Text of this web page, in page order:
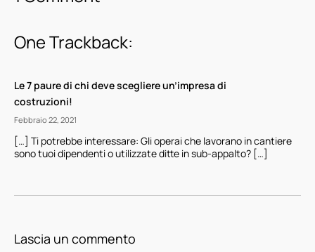
One Trackback:
Le 7 paure di chi deve scegliere un’impresa di
costruzioni!
Febbraio 22, 2021
[…] Ti potrebbe interessare: Gli operai che lavorano in cantiere
sono tuoi dipendenti o utilizzate ditte in sub-appalto? […]
Lascia un commento